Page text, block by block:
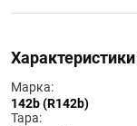
Характеристики
Марка:
142b (R142b)
Тара: